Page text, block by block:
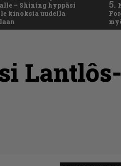
– Shining hyppäsi
kinoksia uudella
5.
Lantlôs-